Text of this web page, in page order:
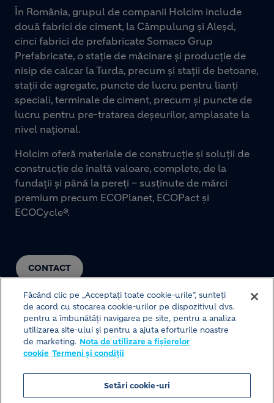
CONTACT
În România, grupul de companii Holcim include
două fabrici de ciment, la Câmpulung și Aleșd,
cinci fabrici de prefabricate Somaco Grup
Prefabricate, o stație de măcinare și producție de
nisip de calcar la Turda, precum și stații de betoane,
stații de agregate, puncte de lucru pentru lianți
speciali, terminale de ciment, precum și puncte de
lucru pentru pre-tratarea deșeurilor, amplasate la
nivel național.
Holcim oferă materiale de construcție și soluții de
construcție de înaltă valoare, complete, de la
fundații și până la pereți – susținute de mărci
premium precum ECOPlanet, ECOPact și
ECOCycle®.
© HOLCIM 2026
Făcând clic pe „Acceptați toate cookie-urile”, sunteți
de acord cu stocarea cookie-urilor pe dispozitivul dvs.
pentru a îmbunătăți navigarea pe site, pentru a analiza
utilizarea site-ului și pentru a ajuta eforturile noastre
de marketing. Nota de utilizare a fișierelor
cookie Termeni și condiții
Setări cookie-uri